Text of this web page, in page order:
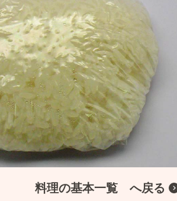
料理の基本一覧 へ戻る